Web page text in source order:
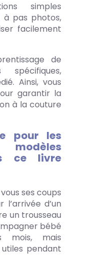
simples
à pas photos,
facilement
de
spécifiques,
Ainsi, vous
garantir la
à la couture
pour les
ce livre
ses coups
d’un
un trousseau
bébé
mois, mais
pendant